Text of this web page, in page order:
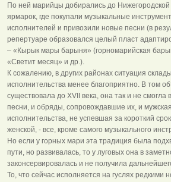
По ней марийцы добирались до Нижегородской
ярмарок, где покупали музыкальные
исполнителей и привозили новые песни (в
репертуаре образовался целый пласт
– «Кырык мары барыня» (горномарийская
«Светит месяц» и др.).
К сожалению, в других районах ситуация
исполнительства менее благоприятно. В том
существовала до XVII века, она так и не смогла
песни, и обряды, сопровождавшие их, и
исполнительства, не успевшая за короткий
женской, - все, кроме самого музыкального
Но если у горных мари эта традиция была
пути, но развивалась, то у луговых она в
законсервировалась и не получила
То, что сейчас исполняется на гуслях редкими